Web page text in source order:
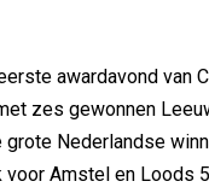
awardavond van
zes gewonnen
Nederlandse
Amstel en Loods